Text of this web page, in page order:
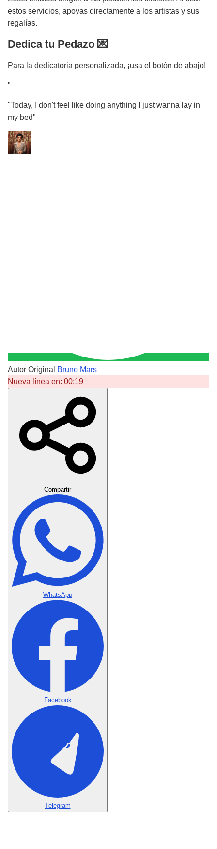
estos servicios, apoyas directamente a los artistas y sus
regalías.
Dedica tu Pedazo 💌
Para la dedicatoria personalizada, ¡usa el botón de abajo!
"
"Today, I don't feel like doing anything I just wanna lay in
my bed"
Autor Original
Bruno Mars
Nueva línea en: 00:19
Compartir
WhatsApp
Facebook
Telegram